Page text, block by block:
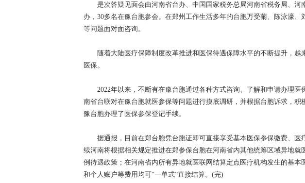
是次答疑见面会由河南省台办、中国国家税务总局河南省税务局、河
办，30多名在豫台胞参会。在郑州工作生活多年的台胞万受菊、陈泳濠
等问题面对面咨询。
随着大陆医疗保障制度改革推进和医保待遇保障水平的不断提升，越
医保。
2022年以来，不断有在豫台胞通过各种方式咨询、了解和申请办理医
南省台联对在豫台胞就医参保等问题进行摸底调研，并根据台胞诉求，积
豫台胞办理了医保参保登记手续。
据通报，目前在郑台胞凭台胞证即可直接享受基本医保参保缴费、医
续河南将根据相关规定推进在郑参保台胞在河南省内其他统筹区域异地就
例待遇政策；在河南省内所有异地就医联网结算定点医疗机构发生的基本
和个人账户等费用均可“一单式”直接结算。(完)